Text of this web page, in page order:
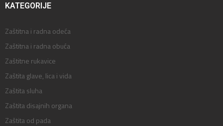
KATEGORIJE
Zaštitna i radna odeća
Zaštitna i radna obuća
Zaštitne rukavice
Zaštita glave, lica i vida
Zaštita sluha
Zaštita disajnih organa
Zaštita od pada